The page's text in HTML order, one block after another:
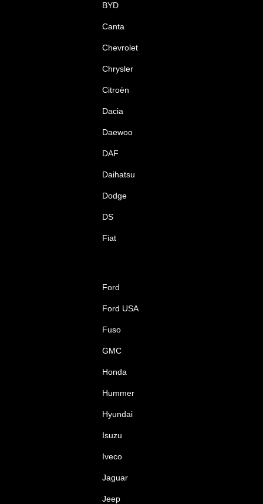
BYD
Canta
Chevrolet
Chrysler
Citroën
Dacia
Daewoo
DAF
Daihatsu
Dodge
DS
Fiat
Ford
Ford USA
Fuso
GMC
Honda
Hummer
Hyundai
Isuzu
Iveco
Jaguar
Jeep